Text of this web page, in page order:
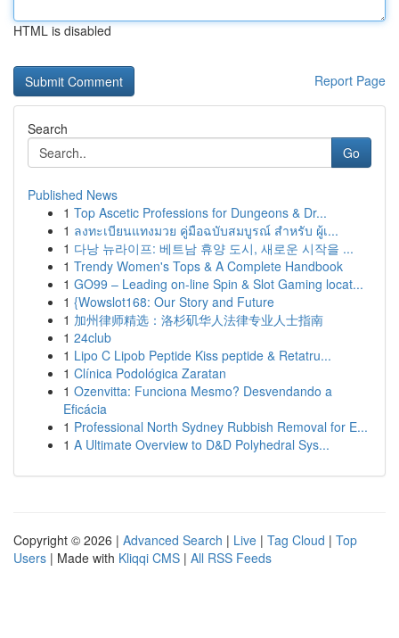
HTML is disabled
Report Page
Search
Go
Published News
1 Top Ascetic Professions for Dungeons & Dr...
1 ลงทะเบียนแทงมวย คู่มือฉบับสมบูรณ์ สำหรับ ผู้เ...
1 다낭 뉴라이프: 베트남 휴양 도시, 새로운 시작을 ...
1 Trendy Women's Tops & A Complete Handbook
1 GO99 – Leading on-line Spin & Slot Gaming locat...
1 {Wowslot168: Our Story and Future
1 加州律师精选：洛杉矶华人法律专业人士指南
1 24club
1 Lipo C Lipob Peptide Kiss peptide & Retatru...
1 Clínica Podológica Zaratan
1 Ozenvitta: Funciona Mesmo? Desvendando a
Eficácia
1 Professional North Sydney Rubbish Removal for E...
1 A Ultimate Overview to D&D Polyhedral Sys...
Copyright © 2026 | Advanced Search | Live | Tag Cloud | Top
Users | Made with Kliqqi CMS | All RSS Feeds